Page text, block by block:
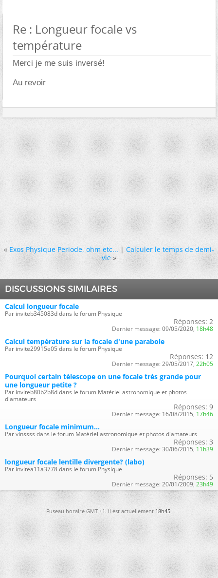
Re : Longueur focale vs
température
Merci je me suis inversé!
Au revoir
« Exos Physique Periode, ohm etc...|Calculer le temps de demi-
vie »
DISCUSSIONS SIMILAIRES
Calcul longueur focale
Par inviteb345083d dans le forum Physique
Réponses: 2
Dernier message: 09/05/2020, 18h48
Calcul température sur la focale d'une parabole
Par invite29915e05 dans le forum Physique
Réponses: 12
Dernier message: 29/05/2017, 22h05
Pourquoi certain télescope on une focale très grande pour
une longueur petite ?
Par inviteb80b2b8d dans le forum Matériel astronomique et photos
d'amateurs
Réponses: 9
Dernier message: 16/08/2015, 17h46
Longueur focale minimum...
Par vinssss dans le forum Matériel astronomique et photos d'amateurs
Réponses: 3
Dernier message: 30/06/2015, 11h39
longueur focale lentille divergente? (labo)
Par invitea11a3778 dans le forum Physique
Réponses: 5
Dernier message: 20/01/2009, 23h49
Fuseau horaire GMT +1. Il est actuellement18h45.